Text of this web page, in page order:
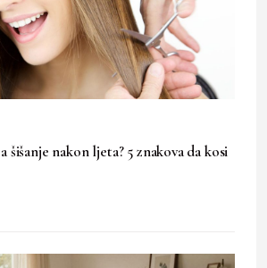
šišanje nakon ljeta? 5 znakova da kosi